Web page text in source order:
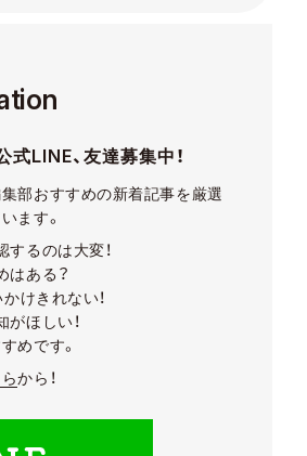
式LINE、友達募集中！
部おすすめの新着記事を厳選
ます。
するのは大変！
はある？
かけきれない！
がほしい！
めです。
から！